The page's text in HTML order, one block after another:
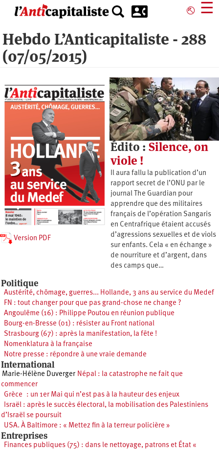
principal
⎋ ☰
Hebdo L’Anticapitaliste - 288
(07/05/2015)
Édito : Silence, on
viole !
Il aura fallu la publication d’un
rapport secret de l’ONU par le
journal The Guardian pour
apprendre que des militaires
français de l’opération Sangaris
en Centrafrique étaient accusés
d’agressions sexuelles et de viols
sur enfants. Cela « en échange »
de nourriture et d’argent, dans
des camps que…
Version PDF
Politique
Austérité, chômage, guerres... Hollande, 3 ans au service du Medef
FN : tout changer pour que pas grand-chose ne change ?
Angoulême (16) : Philippe Poutou en réunion publique
Bourg-en-Bresse (01) : résister au Front national
Strasbourg (67) : après la manifestation, la fête !
Nomenklatura à la française
Notre presse : répondre à une vraie demande
International
Marie-Hélène Duverger Népal : la catastrophe ne fait que
commencer
Grèce : un 1er Mai qui n’est pas à la hauteur des enjeux
Israël : après le succès électoral, la mobilisation des Palestiniens
d’Israël se poursuit
USA. À Baltimore : « Mettez fin à la terreur policière »
Entreprises
Finances publiques (75) : dans le nettoyage, patrons et État «